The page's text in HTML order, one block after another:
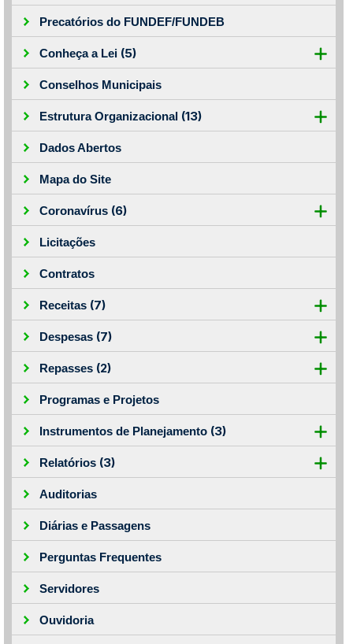
Precatórios do FUNDEF/FUNDEB
Conheça a Lei (5)
Conselhos Municipais
Estrutura Organizacional (13)
Dados Abertos
Mapa do Site
Coronavírus (6)
Licitações
Contratos
Receitas (7)
Despesas (7)
Repasses (2)
Programas e Projetos
Instrumentos de Planejamento (3)
Relatórios (3)
Auditorias
Diárias e Passagens
Perguntas Frequentes
Servidores
Ouvidoria